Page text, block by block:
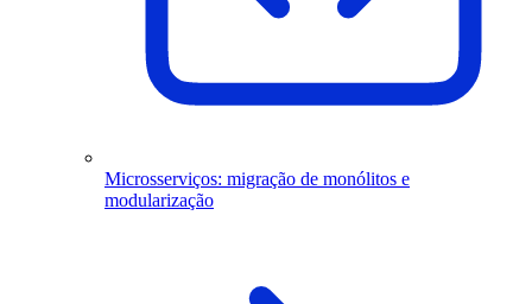
Microsserviços: migração de monólitos e
modularização